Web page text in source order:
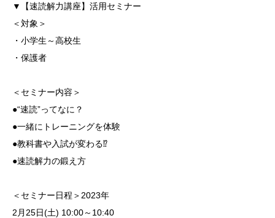
▼【速読解力講座】活用セミナー
＜対象＞
・小学生～高校生
・保護者
＜セミナー内容＞
●“速読”ってなに？
●一緒にトレーニングを体験
●教科書や入試が変わる⁉
●速読解力の鍛え方
＜セミナー日程＞2023年
2月25日(土) 10:00～10:40